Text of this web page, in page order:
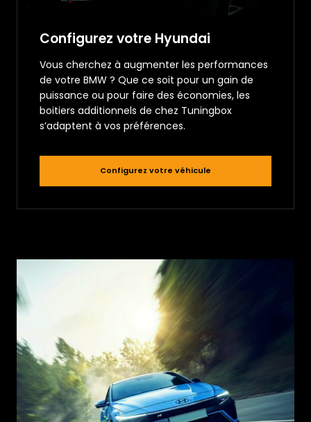
Configurez votre Hyundai
Vous cherchez à augmenter les performances
de votre BMW ? Que ce soit pour un gain de
puissance ou pour faire des économies, les
boitiers additionnels de chez Tuningbox
s’adaptent à vos préférences.
Configurez votre véhicule